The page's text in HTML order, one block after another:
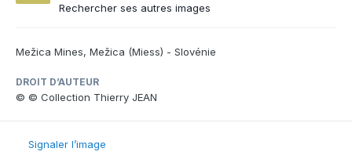
Rechercher ses autres images
Mežica Mines, Mežica (Miess) - Slovénie
DROIT D’AUTEUR
© © Collection Thierry JEAN
Signaler l’image